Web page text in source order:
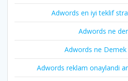
Adwords en iyi teklif
Adwords ne
Adwords ne
Adwords reklam onaylandi